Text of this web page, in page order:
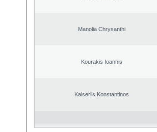
Manolia Chrysanthi
Kourakis Ioannis
Kaiserlis Konstantinos